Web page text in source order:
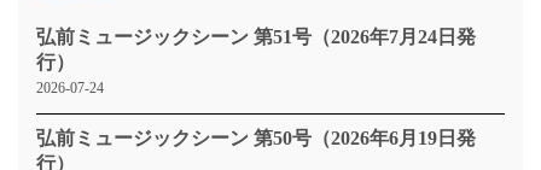
弘前ミュージックシーン 第51号（2026年7月24日発
行）
2026-07-24
弘前ミュージックシーン 第50号（2026年6月19日発
行）